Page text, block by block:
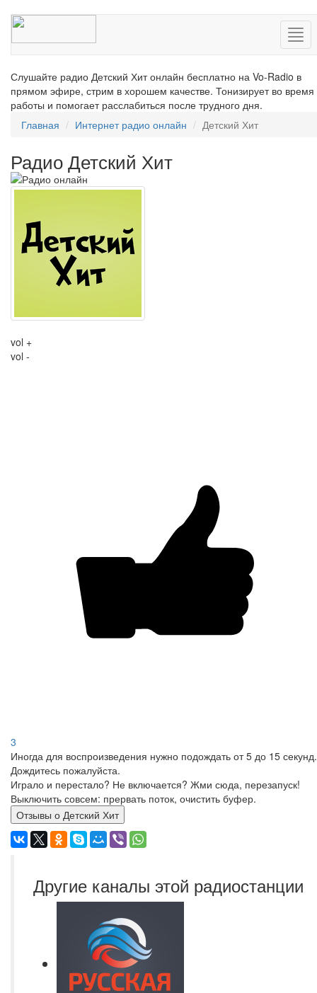
Слушайте радио Детский Хит онлайн бесплатно на Vo-Radio в
прямом эфире, стрим в хорошем качестве. Тонизирует во время
работы и помогает расслабиться после трудного дня.
Главная
Интернет радио онлайн Детский Хит
Радио Детский Хит
vol +
vol -
3
Иногда для воспроизведения нужно подождать от 5 до 15 секунд.
Дождитесь пожалуйста.
Играло и перестало? Не включается? Жми сюда, перезапуск!
Выключить совсем: прервать поток, очистить буфер.
Отзывы о Детский Хит
Другие каналы этой радиостанции